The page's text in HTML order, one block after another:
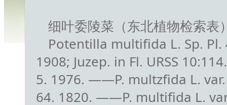
细叶委陵菜（东北植物检索表
Potentilla multifida L. Sp.
1908; Juzep. in Fl. URSS
5. 1976. ——P. multzfida L.
64. 1820. ——P. multifida L.